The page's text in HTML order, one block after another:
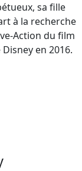
sa fille
à la recherche
Action du film
en 2016.